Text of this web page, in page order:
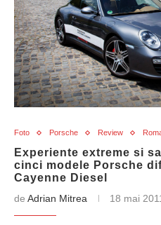
Foto Porsche Review
Experiente extreme si
cinci modele Porsche
Cayenne Diesel
de Adrian Mitrea 18 mai